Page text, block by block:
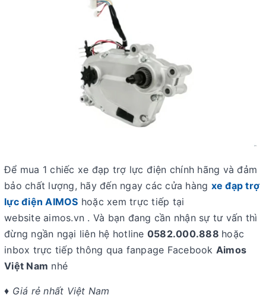
Để mua 1 chiếc xe đạp trợ lực điện chính hãng và đảm
bảo chất lượng, hãy đến ngay các cửa hàng xe đạp trợ
lực điện AIMOS hoặc xem trực tiếp tại
website aimos.vn . Và bạn đang cần nhận sự tư vấn thì
đừng ngần ngại liên hệ hotline 0582.000.888 hoặc
inbox trực tiếp thông qua fanpage Facebook Aimos
Việt Nam nhé
♦ Giá rẻ nhất Việt Nam